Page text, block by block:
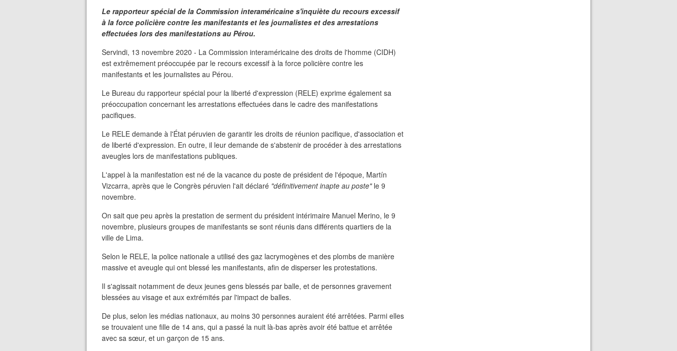
Le rapporteur spécial de la Commission interaméricaine s'inquiète du recours excessif
à la force policière contre les manifestants et les journalistes et des arrestations
effectuées lors des manifestations au Pérou.
Servindi, 13 novembre 2020 - La Commission interaméricaine des droits de l'homme (CIDH)
est extrêmement préoccupée par le recours excessif à la force policière contre les
manifestants et les journalistes au Pérou.
Le Bureau du rapporteur spécial pour la liberté d'expression (RELE) exprime également sa
préoccupation concernant les arrestations effectuées dans le cadre des manifestations
pacifiques.
Le RELE demande à l'État péruvien de garantir les droits de réunion pacifique, d'association et
de liberté d'expression. En outre, il leur demande de s'abstenir de procéder à des arrestations
aveugles lors de manifestations publiques.
L'appel à la manifestation est né de la vacance du poste de président de l'époque, Martín
Vizcarra, après que le Congrès péruvien l'ait déclaré "définitivement inapte au poste"le 9
novembre.
On sait que peu après la prestation de serment du président intérimaire Manuel Merino, le 9
novembre, plusieurs groupes de manifestants se sont réunis dans différents quartiers de la
ville de Lima.
Selon le RELE, la police nationale a utilisé des gaz lacrymogènes et des plombs de manière
massive et aveugle qui ont blessé les manifestants, afin de disperser les protestations.
Il s'agissait notamment de deux jeunes gens blessés par balle, et de personnes gravement
blessées au visage et aux extrémités par l'impact de balles.
De plus, selon les médias nationaux, au moins 30 personnes auraient été arrêtées. Parmi elles
se trouvaient une fille de 14 ans, qui a passé la nuit là-bas après avoir été battue et arrêtée
avec sa sœur, et un garçon de 15 ans.